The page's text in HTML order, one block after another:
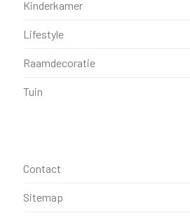
Kinderkamer
Lifestyle
Raamdecoratie
Tuin
Contact
Sitemap